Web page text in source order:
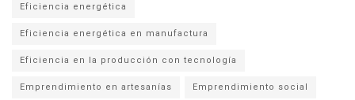
Eficiencia energética
Eficiencia energética en manufactura
Eficiencia en la producción con tecnología
Emprendimiento en artesanías Emprendimiento social